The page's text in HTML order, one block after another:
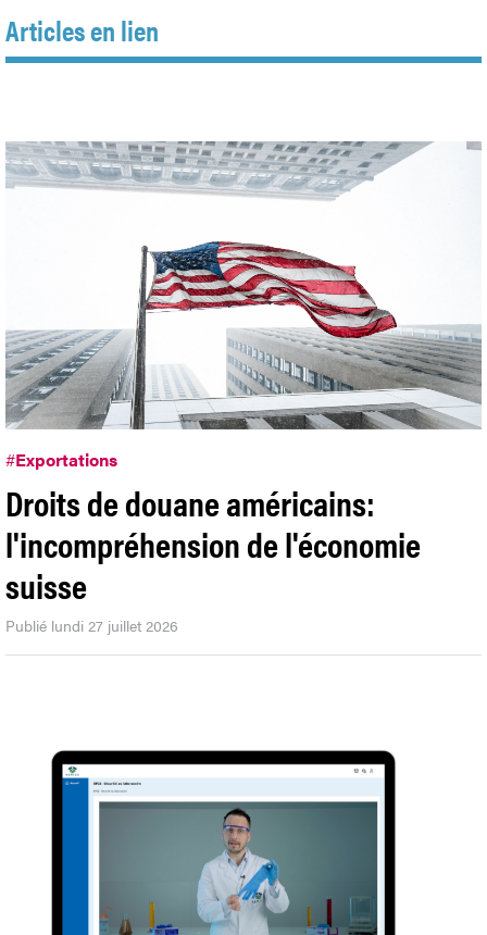
Articles en lien
#Exportations
Droits de douane américains:
l'incompréhension de l'économie
suisse
Publié lundi 27 juillet 2026